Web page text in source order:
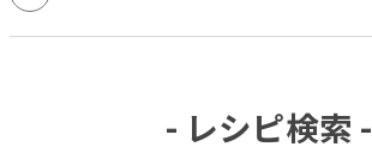
- レシピ検索 -